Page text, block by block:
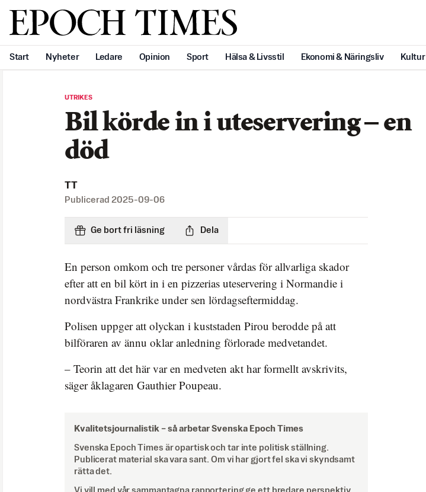
Svenska Epoch Times
Start Nyheter Ledare Opinion Sport Hälsa & Livsstil Ekonomi & Näringsliv Kultur
UTRIKES
Bil körde in i uteservering – en
död
TT
Publicerad 2025-09-06
Ge bort fri läsning Dela
En person omkom och tre personer vårdas för allvarliga skador
efter att en bil kört in i en pizzerias uteservering i Normandie i
nordvästra Frankrike under sen lördagseftermiddag.
Polisen uppger att olyckan i kuststaden Pirou berodde på att
bilföraren av ännu oklar anledning förlorade medvetandet.
– Teorin att det här var en medveten akt har formellt avskrivits,
säger åklagaren Gauthier Poupeau.
Kvalitetsjournalistik – så arbetar Svenska Epoch Times
Svenska Epoch Times är opartisk och tar inte politisk ställning.
Publicerat material ska vara sant. Om vi har gjort fel ska vi skyndsamt
rätta det.